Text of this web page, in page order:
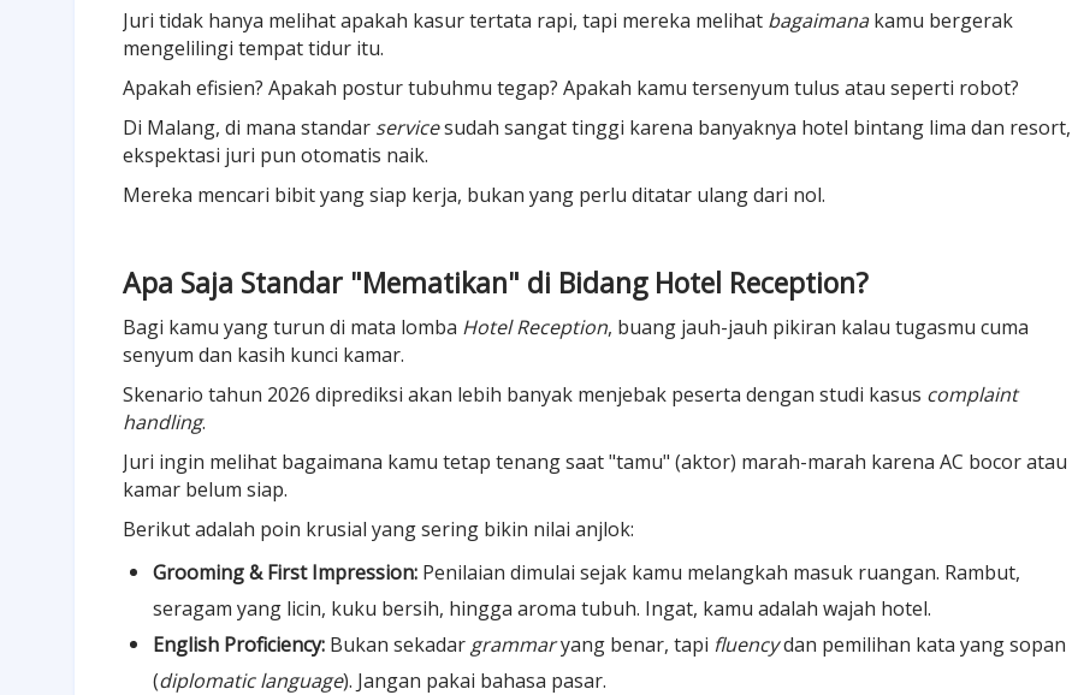
Juri tidak hanya melihat apakah kasur tertata rapi, tapi mereka melihat bagaimanakamu bergerak
mengelilingi tempat tidur itu.
Apakah efisien? Apakah postur tubuhmu tegap? Apakah kamu tersenyum tulus atau seperti robot?
Di Malang, di mana standar servicesudah sangat tinggi karena banyaknya hotel bintang lima dan resort,
ekspektasi juri pun otomatis naik.
Mereka mencari bibit yang siap kerja, bukan yang perlu ditatar ulang dari nol.
Apa Saja Standar "Mematikan" di Bidang Hotel Reception?
Bagi kamu yang turun di mata lomba Hotel Reception, buang jauh-jauh pikiran kalau tugasmu cuma
senyum dan kasih kunci kamar.
Skenario tahun 2026 diprediksi akan lebih banyak menjebak peserta dengan studi kasus complaint
handling.
Juri ingin melihat bagaimana kamu tetap tenang saat "tamu" (aktor) marah-marah karena AC bocor atau
kamar belum siap.
Berikut adalah poin krusial yang sering bikin nilai anjlok:
Grooming & First Impression: Penilaian dimulai sejak kamu melangkah masuk ruangan. Rambut,
seragam yang licin, kuku bersih, hingga aroma tubuh. Ingat, kamu adalah wajah hotel.
English Proficiency: Bukan sekadar grammaryang benar, tapi fluencydan pemilihan kata yang sopan
(diplomatic language). Jangan pakai bahasa pasar.